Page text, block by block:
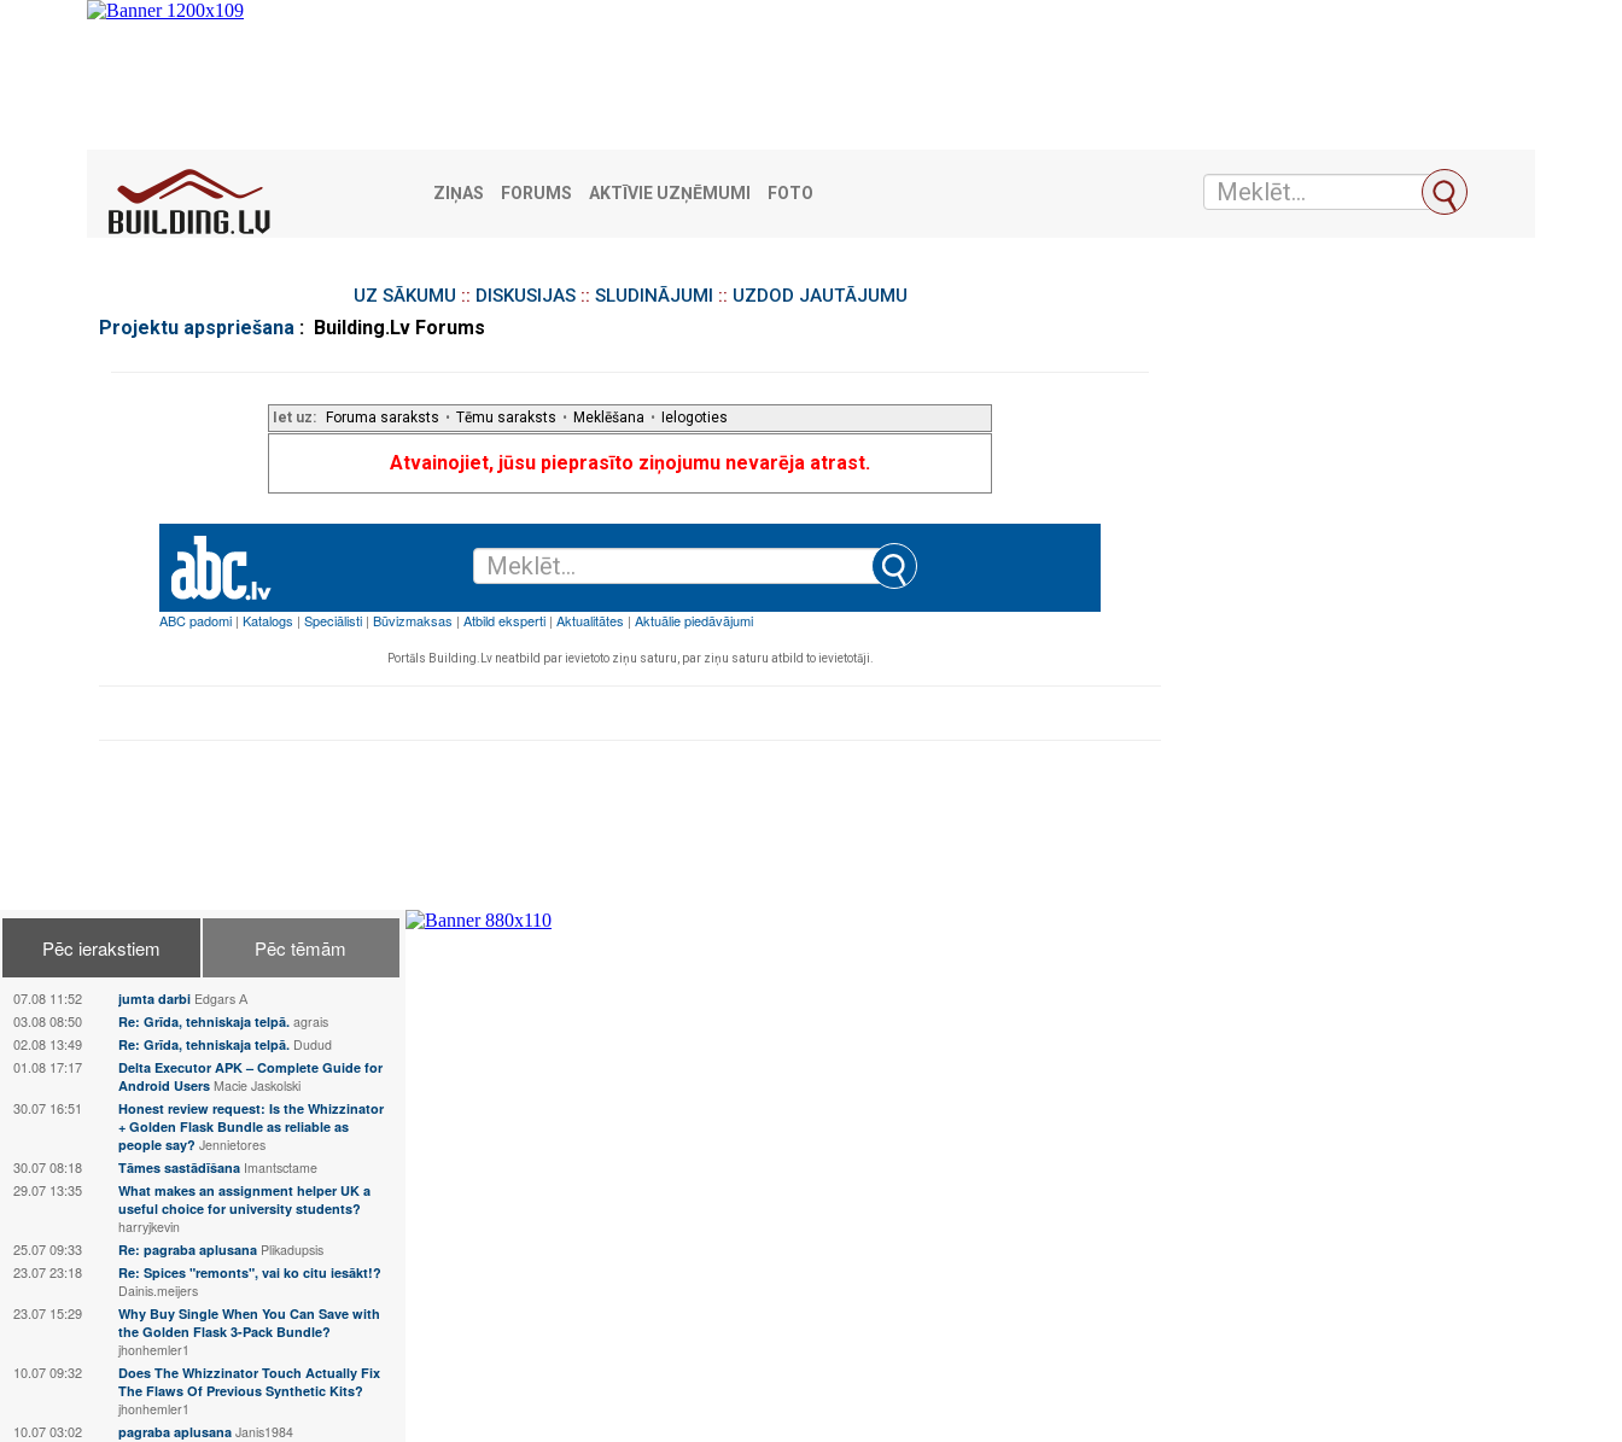
ZIŅAS FORUMS AKTĪVIE UZŅĒMUMI FOTO
UZ SĀKUMU :: DISKUSIJAS:: SLUDINĀJUMI :: UZDOD JAUTĀJUMU
Projektu apspriešana : Building.Lv Forums
Iet uz: Foruma saraksts • Tēmu saraksts • Meklēšana • Ielogoties
Atvainojiet, jūsu pieprasīto ziņojumu nevarēja atrast.
Portāls Building.Lv neatbild par ievietoto ziņu saturu, par ziņu saturu atbild to ievietotāji.
Pēc ierakstiem Pēc tēmām
07.08 11:52 jumta darbi Edgars А
03.08 08:50 Re: Grīda, tehniskaja telpā. agrais
02.08 13:49 Re: Grīda, tehniskaja telpā. Dudud
01.08 17:17
Delta Executor APK – Complete Guide for
Android Users Macie Jaskolski
30.07 16:51
Honest review request: Is the Whizzinator
+ Golden Flask Bundle as reliable as
people say? Jennietores
30.07 08:18 Tāmes sastādīšana Imantsctame
29.07 13:35
What makes an assignment helper UK a
useful choice for university students?
harryjkevin
25.07 09:33 Re: pagraba aplusana Plikadupsis
23.07 23:18
Re: Spices "remonts", vai ko citu iesākt!?
Dainis.meijers
23.07 15:29
Why Buy Single When You Can Save with
the Golden Flask 3-Pack Bundle?
jhonhemler1
10.07 09:32
Does The Whizzinator Touch Actually Fix
The Flaws Of Previous Synthetic Kits?
jhonhemler1
10.07 03:02 pagraba aplusana Janis1984